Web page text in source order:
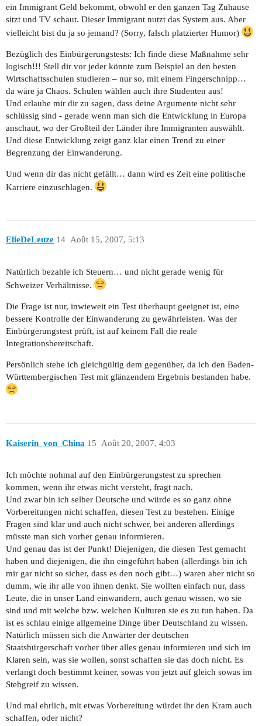
ein Immigrant Geld bekommt, obwohl er den ganzen Tag Zuhause
sitzt und TV schaut. Dieser Immigrant nutzt das System aus. Aber
vielleicht bist du ja so jemand? (Sorry, falsch platzierter Humor)
Bezüglich des Einbürgerungstests: Ich finde diese Maßnahme sehr
logisch!!! Stell dir vor jeder könnte zum Beispiel an den besten
Wirtschaftsschulen studieren – nur so, mit einem Fingerschnipp…
da wäre ja Chaos. Schulen wählen auch ihre Studenten aus!
Und erlaube mir dir zu sagen, dass deine Argumente nicht sehr
schlüssig sind - gerade wenn man sich die Entwicklung in Europa
anschaut, wo der Großteil der Länder ihre Immigranten auswählt.
Und diese Entwicklung zeigt ganz klar einen Trend zu einer
Begrenzung der Einwanderung.
Und wenn dir das nicht gefällt… dann wird es Zeit eine politische
Karriere einzuschlagen.
ElieDeLeuze Août 15, 2007, 5:13
14
Natürlich bezahle ich Steuern… und nicht gerade wenig für
Schweizer Verhältnisse.
Die Frage ist nur, inwieweit ein Test überhaupt geeignet ist, eine
bessere Kontrolle der Einwanderung zu gewährleisten. Was der
Einbürgerungstest prüft, ist auf keinem Fall die reale
Integrationsbereitschaft.
Persönlich stehe ich gleichgültig dem gegenüber, da ich den Baden-
Württembergischen Test mit glänzendem Ergebnis bestanden habe.
Kaiserin_von_China Août 20, 2007, 4:03
15
Ich möchte nohmal auf den Einbürgerungstest zu sprechen
kommen, wenn ihr etwas nicht versteht, fragt nach.
Und zwar bin ich selber Deutsche und würde es so ganz ohne
Vorbereitungen nicht schaffen, diesen Test zu bestehen. Einige
Fragen sind klar und auch nicht schwer, bei anderen allerdings
müsste man sich vorher genau informieren.
Und genau das ist der Punkt! Diejenigen, die diesen Test gemacht
haben und diejenigen, die ihn eingeführt haben (allerdings bin ich
mir gar nicht so sicher, dass es den noch gibt…) waren aber nicht so
dumm, wie ihr alle von ihnen denkt. Sie wollten einfach nur, dass
Leute, die in unser Land einwandern, auch genau wissen, wo sie
sind und mit welche bzw. welchen Kulturen sie es zu tun haben. Da
ist es schlau einige allgemeine Dinge über Deutschland zu wissen.
Natürlich müssen sich die Anwärter der deutschen
Staatsbürgerschaft vorher über alles genau informieren und sich im
Klaren sein, was sie wollen, sonst schaffen sie das doch nicht. Es
verlangt doch bestimmt keiner, sowas von jetzt auf gleich sowas im
Stehgreif zu wissen.
Und mal ehrlich, mit etwas Vorbereitung würdet ihr den Kram auch
schaffen, oder nicht?